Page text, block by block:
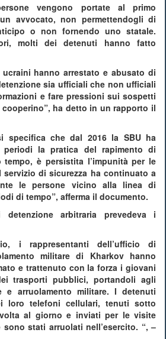
vengono portate al primo
avvocato, non permettendogli di
o non fornendo uno statale.
molti dei detenuti hanno fatto
hanno arrestato e abusato di
sia ufficiali che non ufficiali
e fare pressioni sui sospetti
ha detto in un rapporto il
specifica che dal 2016 la SBU ha
la pratica del rapimento di
tempo, è persistita l’impunità per le
di sicurezza ha continuato a
le persone vicino alla linea di
di tempo”, afferma il documento.
arbitraria prevedeva i
i rappresentanti dell’ufficio di
militare di Kharkov hanno
e trattenuto con la forza i giovani
trasporti pubblici, portandoli agli
e arruolamento militare. I detenuti
loro telefoni cellulari, tenuti sotto
al giorno e inviati per le visite
stati arruolati nell’esercito. “, –